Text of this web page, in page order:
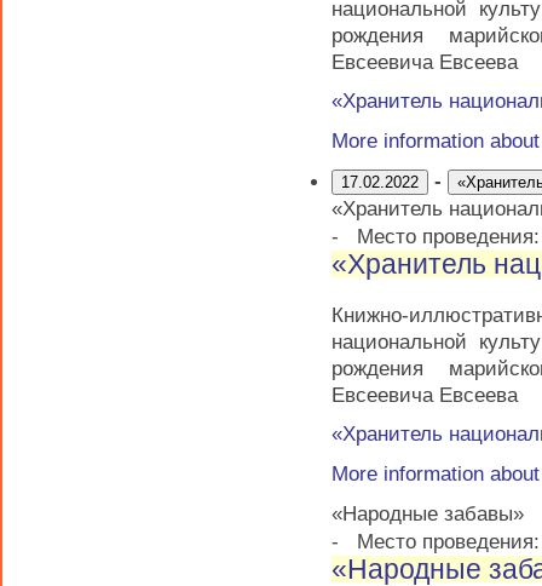
национальной
рождения
Евсеевича Евсеева
«Хранитель
More information
17.02.2022 -
«Хранитель
-
Место
«Хранитель
Книжно-
национальной
рождения
Евсеевича Евсеева
«Хранитель
More information
«Народные забавы»
-
Место проведения:
«Народные